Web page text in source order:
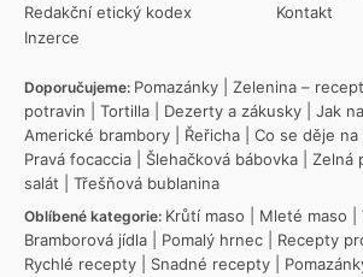
Redakční etický kodex
Inzerce
Kontakt
Doporučujeme: Pomazánky Zelenina –
potravin
Tortilla Dezerty a zákusky Jak
Americké brambory
Řeřicha Co se děje na
Pravá focaccia
Šlehačková bábovka Zelná
salát
Třešňová bublanina
Oblíbené kategorie: Krůtí maso Mleté maso
Bramborová jídla
Pomalý hrnec Recepty
Rychlé recepty
Snadné recepty